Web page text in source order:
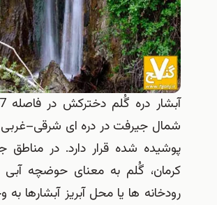
شمال جیرفت در دره ای شرقی–غربی
پوشیده شده قرار دارد. در مناطق
کرمان، گُلم به معنای حوضچه
رودخانه ها یا محل آبریز آبشارها